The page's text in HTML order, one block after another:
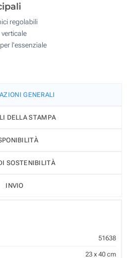
regolabili
l'essenziale
GENERALI
DELLA STAMPA
SOSTENIBILITÀ
INVIO
51638
23 x 40 cm